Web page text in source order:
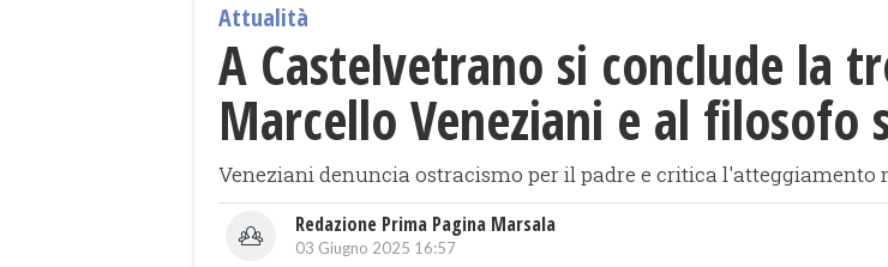
Attualità
A Castelvetrano si conclude la
Marcello Veneziani e al filosofo
Veneziani denuncia ostracismo per il padre e critica l'atteggiamento
Redazione Prima Pagina Marsala
03 Giugno 2025 16:57